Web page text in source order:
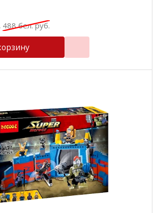
488бел. руб.